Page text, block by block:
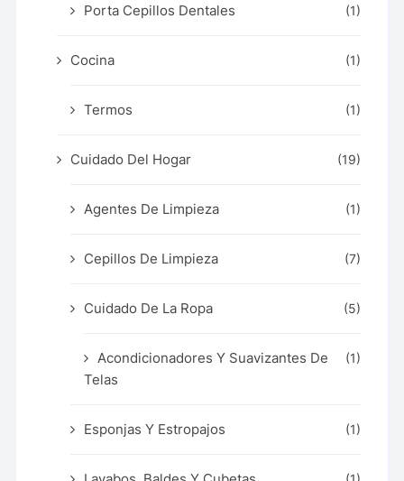
Porta Cepillos Dentales (1)
Cocina (1)
Termos (1)
Cuidado Del Hogar (19)
Agentes De Limpieza (1)
Cepillos De Limpieza (7)
Cuidado De La Ropa (5)
Acondicionadores Y Suavizantes De
Telas
(1)
Esponjas Y Estropajos (1)